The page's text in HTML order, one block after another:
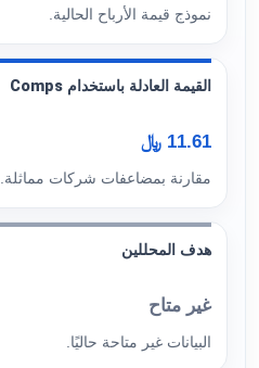
نموذج قيمة الأرباح الحالية.
القيمة العادلة باستخدام Comps
11.61 ﷼
مقارنة بمضاعفات شركات مماثلة.
هدف المحللين
غير متاح
البيانات غير متاحة حاليًا.